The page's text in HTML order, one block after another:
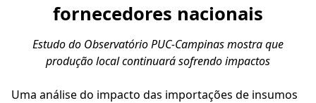
fornecedores nacionais
Estudo do Observatório PUC-Campinas mostra que
produção local continuará sofrendo impactos
Uma análise do impacto das importações de insumos